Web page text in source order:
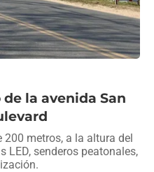
la avenida San
metros, a la altura del
LED, senderos peatonales,